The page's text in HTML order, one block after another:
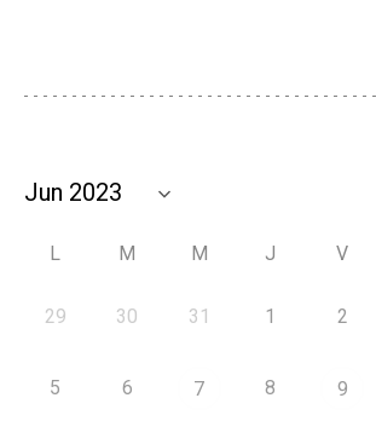
L M M J V
29 30 31 1 2
5 6 7 8 9